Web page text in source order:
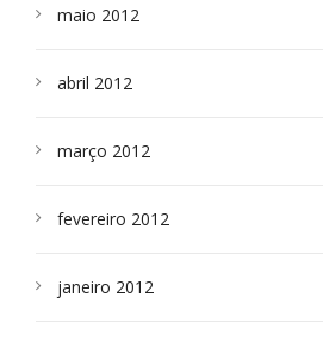
maio 2012
abril 2012
março 2012
fevereiro 2012
janeiro 2012